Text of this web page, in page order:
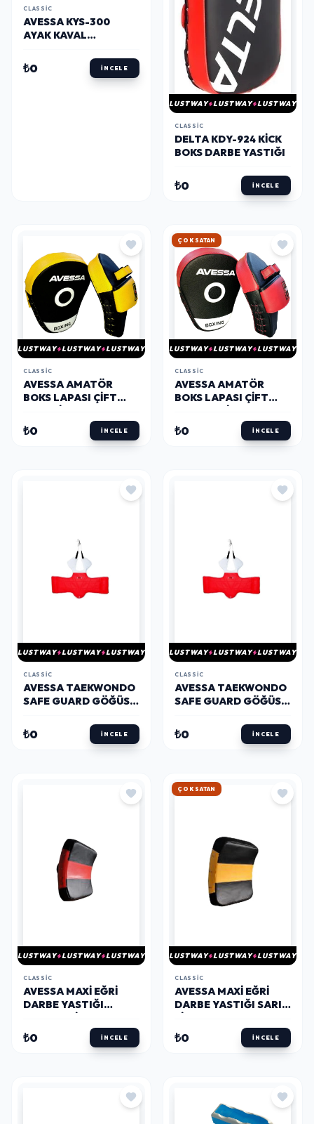
CLASSIC
AVESSA KYS-300
AYAK KAVAL
₺0 İNCELE
LUSTWAY LUSTWAY LUSTWAY
CLASSIC
DELTA KDY-924 KICK
BOKS DARBE YASTIĞI
₺0 İNCELE
LUSTWAY LUSTWAY LUSTWAY
CLASSIC
AVESSA AMATÖR
BOKS LAPASI ÇIFT
₺0 İNCELE
HIZLI KARGO
LUSTWAY LUSTWAY LUSTWAY
CLASSIC
AVESSA AMATÖR
BOKS LAPASI ÇIFT
₺0 İNCELE
LUSTWAY LUSTWAY LUSTWAY
CLASSIC
AVESSA TAEKWONDO
SAFE GUARD GÖĞÜS
₺0 İNCELE
LUSTWAY LUSTWAY LUSTWAY
CLASSIC
AVESSA TAEKWONDO
SAFE GUARD GÖĞÜS
₺0 İNCELE
LUSTWAY LUSTWAY LUSTWAY
CLASSIC
AVESSA MAXI EĞRI
DARBE YASTIĞI
₺0 İNCELE
HIZLI KARGO
LUSTWAY LUSTWAY LUSTWAY
CLASSIC
AVESSA MAXI EĞRI
DARBE YASTIĞI SARI-
₺0 İNCELE